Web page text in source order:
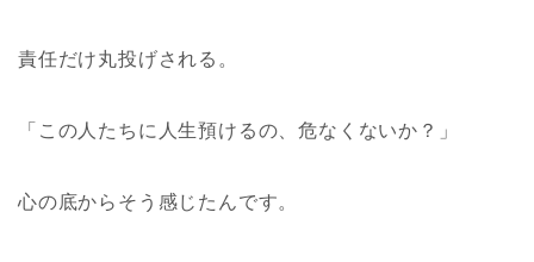
責任だけ丸投げされる。
「この人たちに人生預けるの、危なくないか？」
心の底からそう感じたんです。